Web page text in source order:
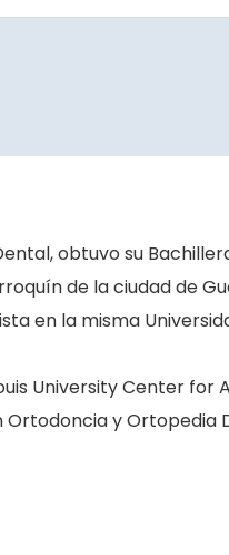
obtuvo su
de la ciudad de
en la misma
University Center for
y Ortopedia